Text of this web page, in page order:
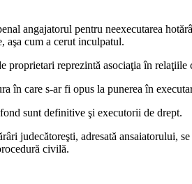
angajatorul pentru neexecutarea
aşa cum a cerut inculpatul.
reprezintă asociaţia în
în care s-ar fi opus la punerea în
sunt definitive şi executorii de drept.
judecătoreşti, adresată
civilă.